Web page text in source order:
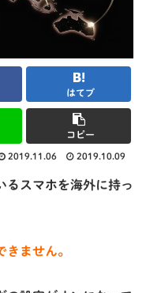
はてブ
コピー
2019.11.06 2019.10.09
るスマホを海外に持っ
ません。